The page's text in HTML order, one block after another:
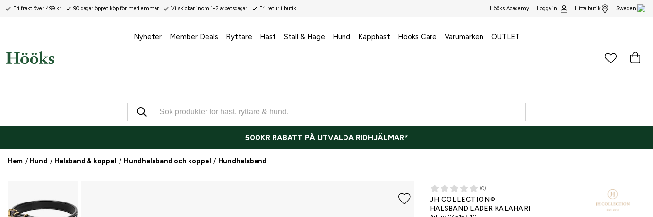
Fri frakt över 499 kr 90 dagar öppet köp för medlemmar Vi skickar inom 1-2 arbetsdagar Fri retur i butik Hööks Academy Logga in Hitta butik Sweden
Nyheter Member Deals Ryttare Häst Stall & Hage Hund Käpphäst Hööks Care Varumärken OUTLET
500KR RABATT PÅ UTVALDA RIDHJÄLMAR*
Hem Hund Halsband & koppel Hundhalsband och koppel Hundhalsband
(0)
JH COLLECTION®
HALSBAND LÄDER KALAHARI